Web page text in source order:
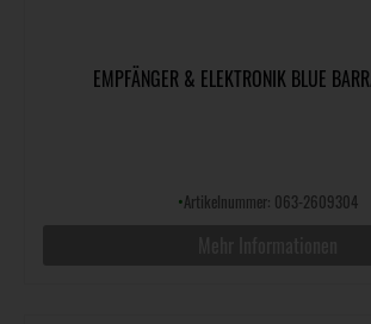
EMPFÄNGER & ELEKTRONIK BLUE
•Artikelnummer: 063-2609304